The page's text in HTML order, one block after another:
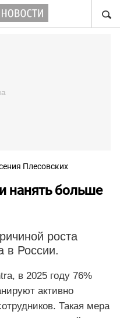
Плесовских
нанять больше
роста
в России.
в 2025 году 76%
активно
Такая мера